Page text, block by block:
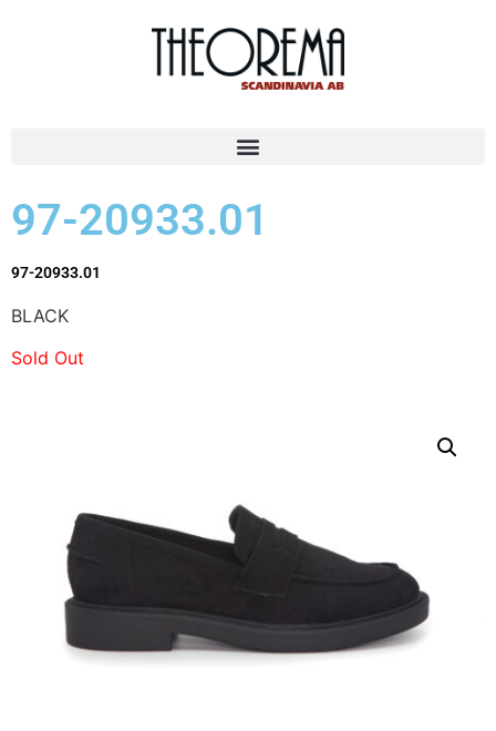
97-20933.01
97-20933.01
BLACK
Sold Out